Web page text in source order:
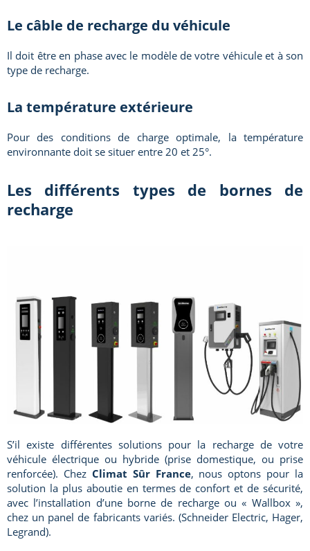
Le câble de recharge du véhicule
Il doit être en phase avec le modèle de votre véhicule et à son
type de recharge.
La température extérieure
Pour des conditions de charge optimale, la température
environnante doit se situer entre 20 et 25°.
Les différents types de bornes de
recharge
S’il existe différentes solutions pour la recharge de votre
véhicule électrique ou hybride (prise domestique, ou prise
renforcée). Chez Climat Sûr France, nous optons pour la
solution la plus aboutie en termes de confort et de sécurité,
avec l’installation d’une borne de recharge ou « Wallbox »,
chez un panel de fabricants variés. (Schneider Electric, Hager,
Legrand).